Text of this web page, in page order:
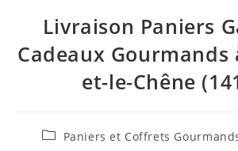
Livraison Paniers
Cadeaux Gourmands
et-le-Chêne
Paniers et Coffrets